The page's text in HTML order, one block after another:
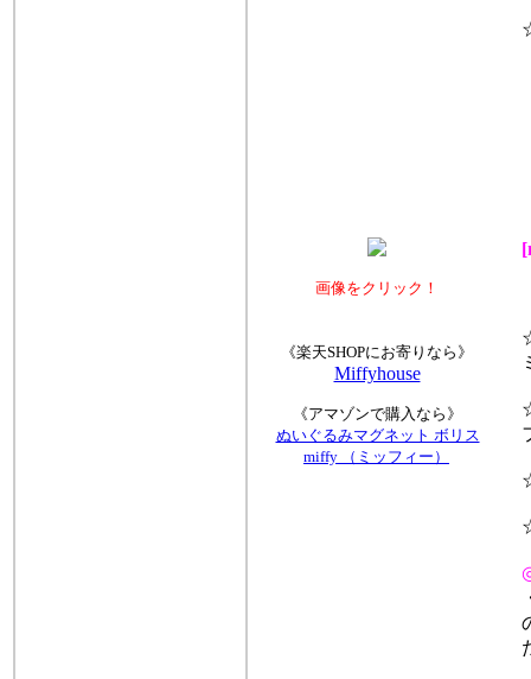
☆
☆
☆
☆
☆
画像をクリック！
《楽天SHOPにお寄りなら》
Miffyhouse
《アマゾンで購入なら》
ぬいぐるみマグネット ボリス
miffy （ミッフィー）